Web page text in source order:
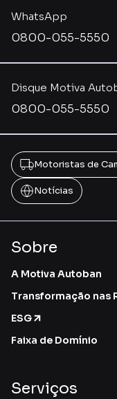
Disque Motiva
0800-055-5550
WhatsApp
0800-055-5550
Motoristas de
Notícias
Sobre
A Motiva Autoban
Transformação nas
ESG
Faixa de Domínio
Serviços